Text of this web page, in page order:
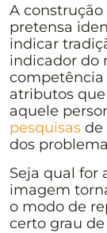
A
pretensa
indicar
indicador do
atributos
aquele
pesquisas de
dos
Seja qual for
imagem
o modo de
certo grau